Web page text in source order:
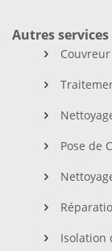
Autres services
Pose de
Isolation